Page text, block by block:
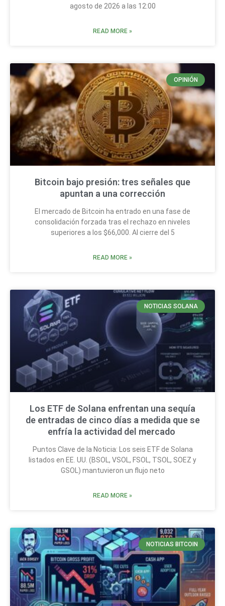
agosto de 2026 a las 12:00
READ MORE »
OPINIÓN
Bitcoin bajo presión: tres señales que
apuntan a una corrección
El mercado de Bitcoin ha entrado en una fase de
consolidación forzada tras el rechazo en niveles
superiores a los $66,000. Al cierre del 5
READ MORE »
NOTICIAS SOLANA
Los ETF de Solana enfrentan una sequía
de entradas de cinco días a medida que se
enfría la actividad del mercado
Puntos Clave de la Noticia: Los seis ETF de Solana
listados en EE. UU. (BSOL, VSOL, FSOL, TSOL, SOEZ y
GSOL) mantuvieron un flujo neto
READ MORE »
NOTICIAS BITCOIN